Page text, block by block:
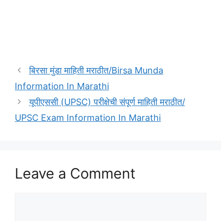
बिरसा मुंडा माहिती मराठीत/Birsa Munda
Information In Marathi
यूपीएससी (UPSC) परीक्षेची संपूर्ण माहिती मराठीत/
UPSC Exam Information In Marathi
Leave a Comment